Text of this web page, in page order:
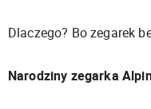
Dlaczego? Bo zegarek
Narodziny zegarka